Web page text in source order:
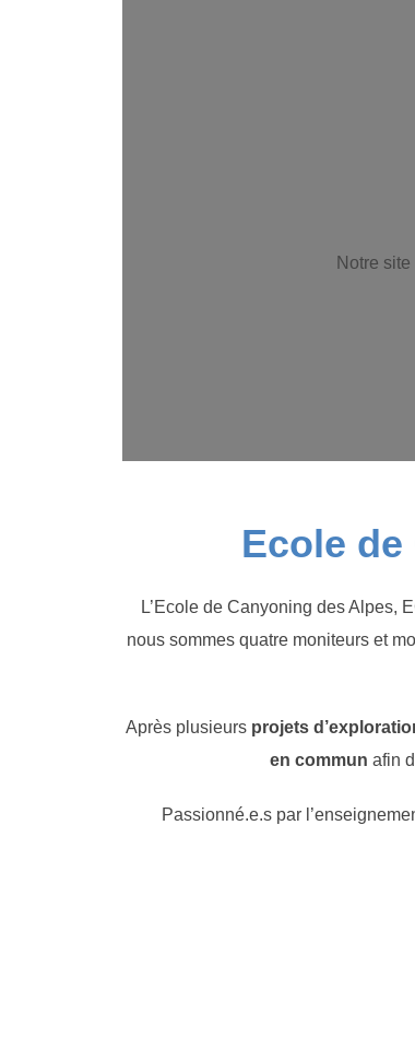
Notre
Ecole
L’Ecole de Canyoning des Alpes,
nous sommes quatre moniteurs et
Après plusieurs projets
en commun afin
Passionné.e.s par